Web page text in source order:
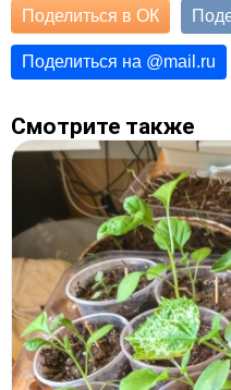
Поделиться в ОК
Поделиться на @mail.ru
Смотрите также